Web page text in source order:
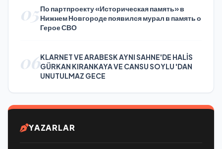
05По партпроекту «Историческая память» в
Нижнем Новгороде появился мурал в память о
Герое СВО
06KLARNET VE ARABESK AYNI SAHNE'DE HALİS
GÜRKAN KIRANKAYA VE CANSU SOYLU 'DAN
UNUTULMAZ GECE
YAZARLAR